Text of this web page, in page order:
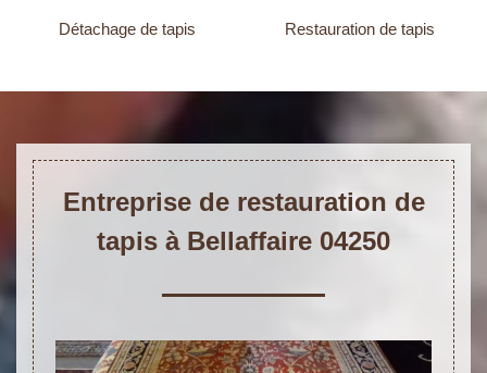
Détachage de tapis Restauration de tapis
Entreprise de restauration de
tapis à Bellaffaire 04250